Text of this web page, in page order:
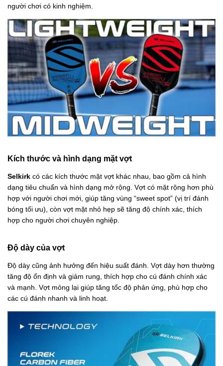
người chơi có kinh nghiệm.
Kích thước và hình dạng mặt vợt
Selkirk có các kích thước mặt vợt khác nhau, bao gồm cả hình
dạng tiêu chuẩn và hình dạng mở rộng. Vợt có mặt rộng hơn phù
hợp với người chơi mới, giúp tăng vùng “sweet spot” (vị trí đánh
bóng tối ưu), còn vợt mặt nhỏ hẹp sẽ tăng độ chính xác, thích
hợp cho người chơi chuyên nghiệp.
Độ dày của vợt
Độ dày cũng ảnh hưởng đến hiệu suất đánh. Vợt dày hơn thường
tăng độ ổn định và giảm rung, thích hợp cho cú đánh chính xác
và mạnh. Vợt mỏng lại giúp tăng tốc độ phản ứng, phù hợp cho
các cú đánh nhanh và linh hoạt.